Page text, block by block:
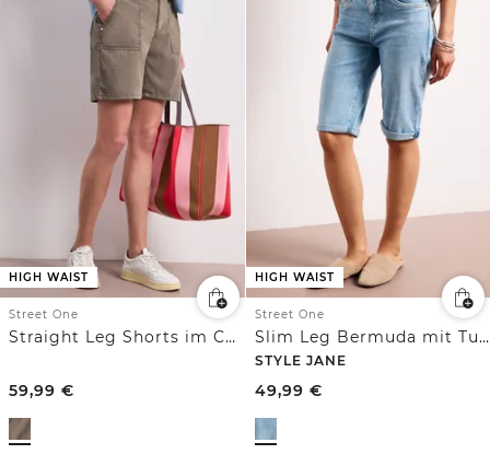
HIGH WAIST
Street One
Straight Leg Shorts im Casual Fit
59,99 €
HIGH WAIST
Street One
Slim Leg Bermuda mit Turn-Up-Detail
STYLE JANE
49,99 €